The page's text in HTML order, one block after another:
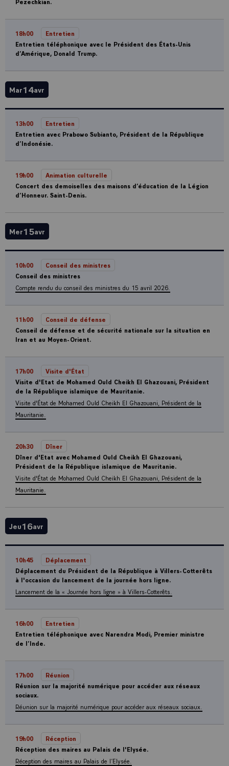
18h00
Entretien
Entretien téléphonique avec le Président des États-Unis
d’Amérique, Donald Trump.
Mar14avr
13h00
Entretien
Entretien avec Prabowo Subianto, Président de la République
d’Indonésie.
19h00
Animation culturelle
Concert des demoiselles des maisons d’éducation de la Légion
d’Honneur. Saint-Denis.
Mer15avr
10h00
Conseil des ministres
Conseil des ministres
Compte rendu du conseil des ministres du 15 avril 2026.
11h00
Conseil de défense
Conseil de défense et de sécurité nationale sur la situation en
Iran et au Moyen-Orient.
17h00
Visite d'État
Visite d'Etat de Mohamed Ould Cheikh El Ghazouani, Président
de la République islamique de Mauritanie.
Visite d'État de Mohamed Ould Cheikh El Ghazouani, Président de la
Mauritanie.
20h30
Dîner
Dîner d'Etat avec Mohamed Ould Cheikh El Ghazouani,
Président de la République islamique de Mauritanie.
Visite d'État de Mohamed Ould Cheikh El Ghazouani, Président de la
Mauritanie.
Jeu16avr
10h45
Déplacement
Déplacement du Président de la République à Villers-Cotterêts
à l'occasion du lancement de la journée hors ligne.
Lancement de la « Journée hors ligne » à Villers-Cotterêts.
16h00
Entretien
Entretien téléphonique avec Narendra Modi, Premier ministre
de l’Inde.
17h00
Réunion
Réunion sur la majorité numérique pour accéder aux réseaux
sociaux.
Réunion sur la majorité numérique pour accéder aux réseaux sociaux.
19h00
Réception
Réception des maires au Palais de l'Elysée.
Réception des maires au Palais de l’Elysée.